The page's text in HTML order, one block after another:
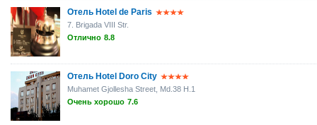
Отель Hotel de Paris
7. Brigada VIII Str.
Отлично 8.8
Отель Hotel Doro City
Muhamet Gjollesha Street, Md.38 H.1
Очень хорошо 7.6